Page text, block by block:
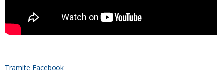
Tramite Facebook